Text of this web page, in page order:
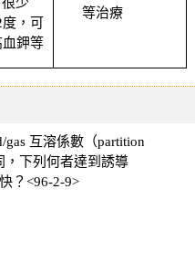
，可
血鉀等
等治療
互溶係數（partition
，下列何者達到誘導
？<96-2-9>